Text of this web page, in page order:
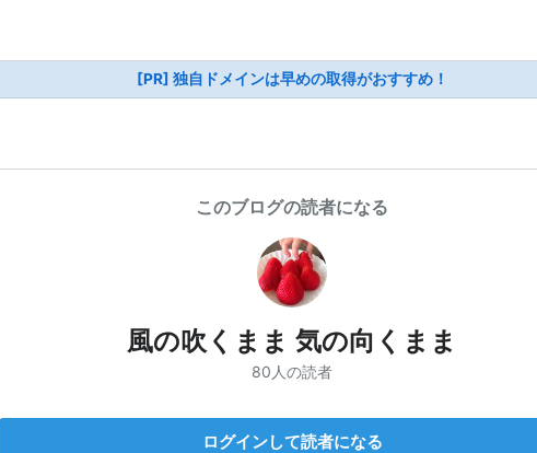
[PR] 独自ドメインは早めの取得がおすすめ！
このブログの読者になる
風の吹くまま 気の向くまま
80人の読者
ログインして読者になる